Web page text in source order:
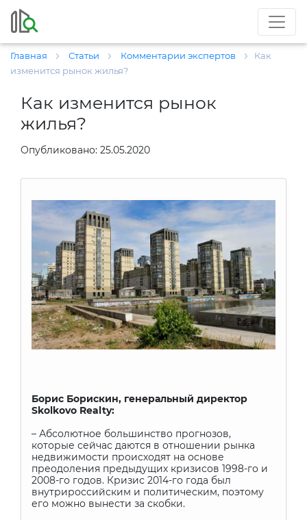
Главная Статьи Комментарии экспертов
Как
изменится рынок жилья?
Как изменится рынок
жилья?
Опубликовано: 25.05.2020
Борис Борискин, генеральный директор
Skolkovo Realty:
– Абсолютное большинство прогнозов,
которые сейчас даются в отношении рынка
недвижимости происходят на основе
преодоления предыдущих кризисов 1998-го и
2008-го годов. Кризис 2014-го года был
внутрироссийским и политическим, поэтому
его можно вынести за скобки.